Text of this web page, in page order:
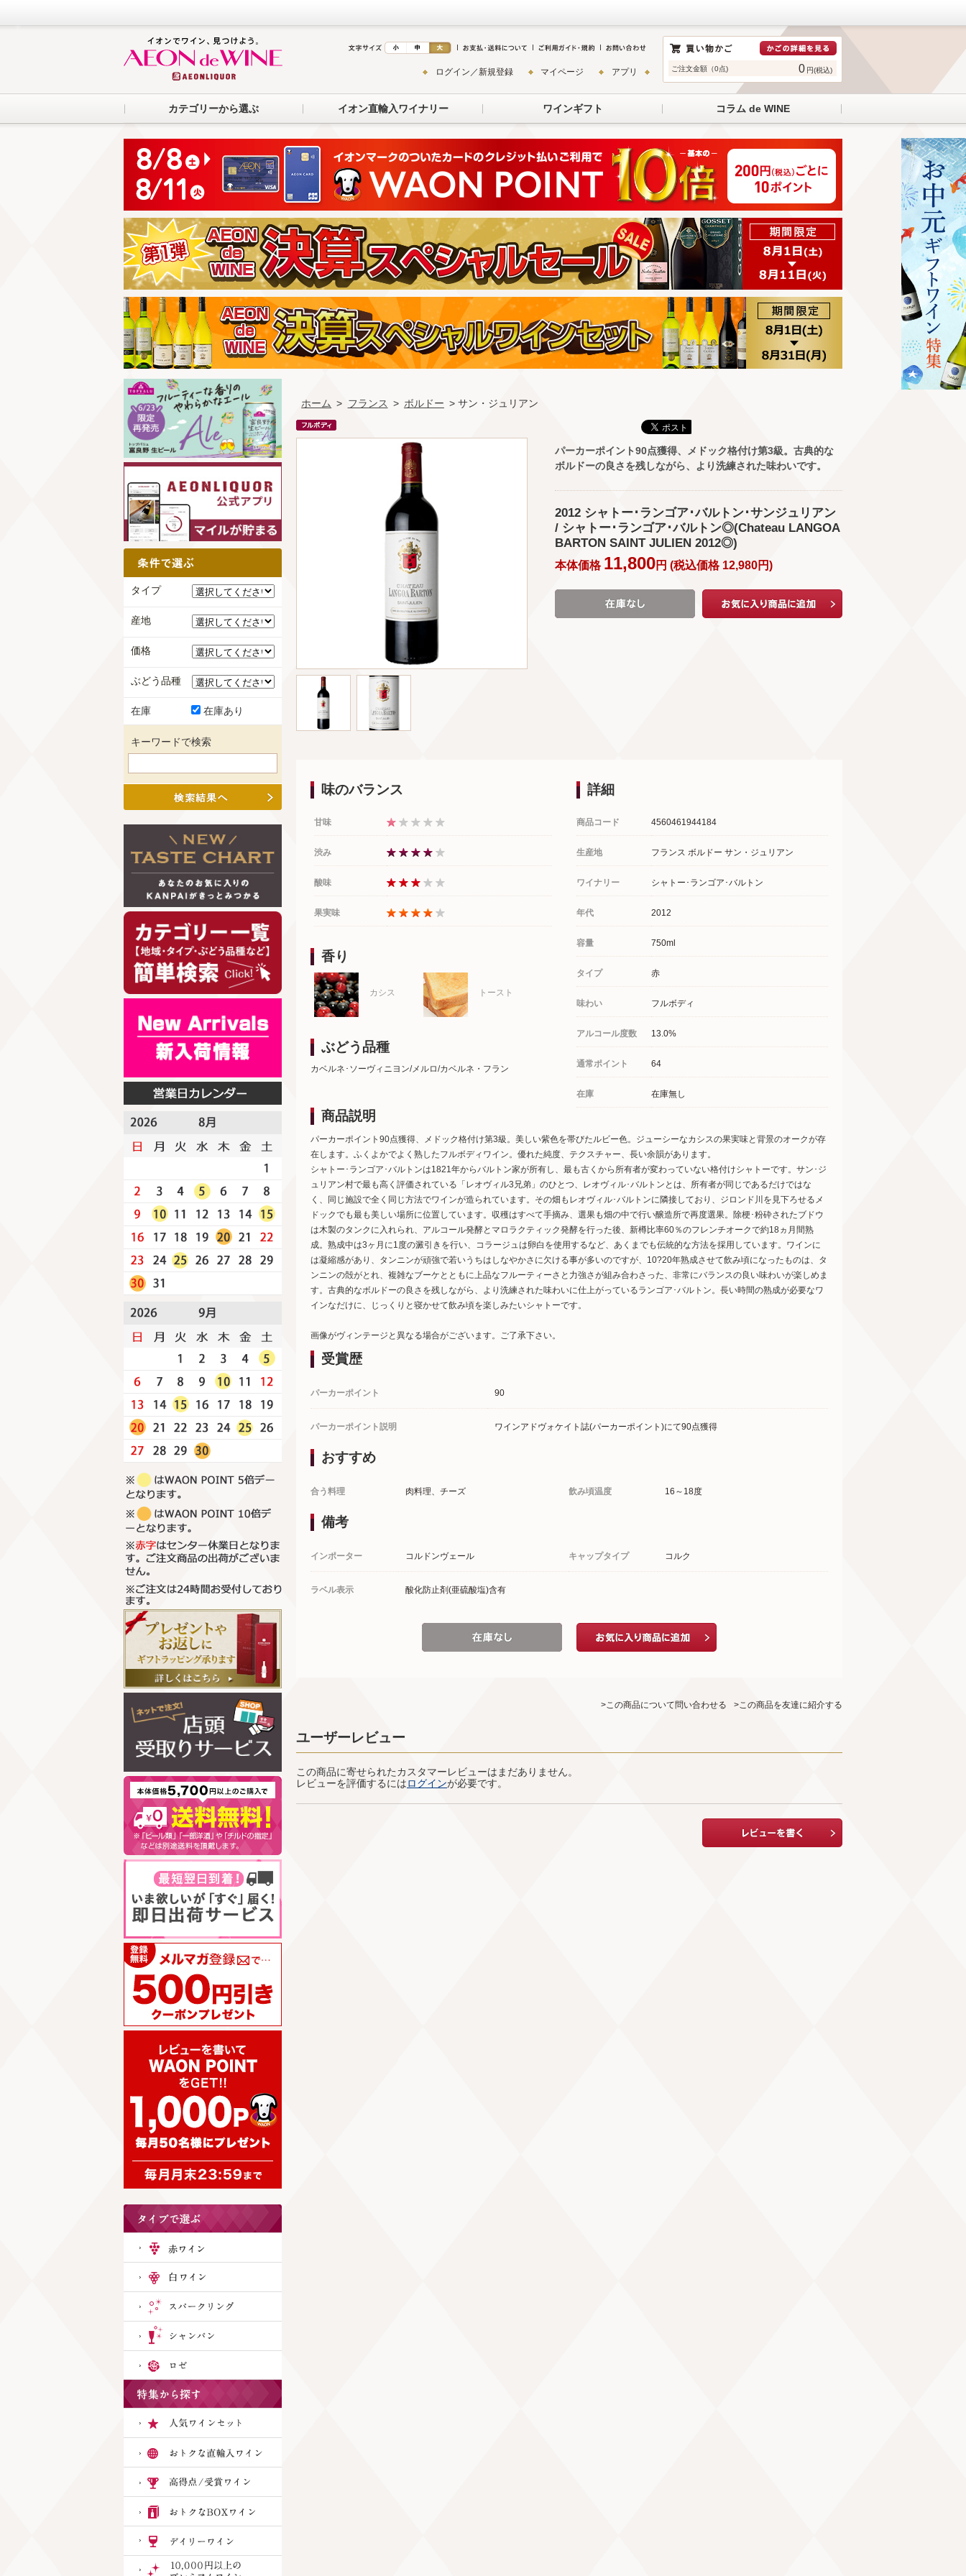
ご注文金額（0点) 0 円(税込)
ログイン／新規登録 マイページ アプリ
カテゴリーから選ぶ イオン直輸入ワイナリー ワインギフト コラム de WINE
ホーム > フランス > ボルドー > サン・ジュリアン
パーカーポイント90点獲得、メドック格付け第3級。古典的な
ボルドーの良さを残しながら、より洗練された味わいです。
2012 シャトー･ランゴア･バルトン･サンジュリアン
/ シャトー･ランゴア･バルトン◎(Chateau LANGOA
BARTON SAINT JULIEN 2012◎)
本体価格 11,800円 (税込価格 12,980円)
詳細
商品コード 4560461944184
生産地 フランス ボルドー サン・ジュリアン
ワイナリー シャトー･ランゴア･バルトン
年代 2012
容量 750ml
タイプ 赤
味わい フルボディ
アルコール度数 13.0%
通常ポイント 64
在庫 在庫無し
味のバランス
甘味
渋み
酸味
果実味
香り
カシス トースト
ぶどう品種
カベルネ･ソーヴィニヨン/メルロ/カベルネ・フラン
商品説明
パーカーポイント90点獲得、メドック格付け第3級。美しい紫色を帯びたルビー色。ジューシーなカシスの果実味と背景のオークが存
在します。ふくよかでよく熟したフルボディワイン。優れた純度、テクスチャー、長い余韻があります。
シャトー･ランゴア･バルトンは1821年からバルトン家が所有し、最も古くから所有者が変わっていない格付けシャトーです。サン･ジ
ュリアン村で最も高く評価されている「レオヴィル3兄弟」のひとつ、レオヴィル･バルトンとは、所有者が同じであるだけではな
く、同じ施設で全く同じ方法でワインが造られています。その畑もレオヴィル･バルトンに隣接しており、ジロンド川を見下ろせるメ
ドックでも最も美しい場所に位置しています。収穫はすべて手摘み、選果も畑の中で行い醸造所で再度選果。除梗･粉砕されたブドウ
は木製のタンクに入れられ、アルコール発酵とマロラクティック発酵を行った後、新樽比率60％のフレンチオークで約18ヵ月間熟
成。熟成中は3ヶ月に1度の澱引きを行い、コラージュは卵白を使用するなど、あくまでも伝統的な方法を採用しています。ワインに
は凝縮感があり、タンニンが頑強で若いうちはしなやかさに欠ける事が多いのですが、10?20年熟成させて飲み頃になったものは、タ
ンニンの殻がとれ、複雑なブーケとともに上品なフルーティーさと力強さが組み合わさった、非常にバランスの良い味わいが楽しめま
す。古典的なボルドーの良さを残しながら、より洗練された味わいに仕上がっているランゴア･バルトン。長い時間の熟成が必要なワ
インなだけに、じっくりと寝かせて飲み頃を楽しみたいシャトーです。
画像がヴィンテージと異なる場合がございます。ご了承下さい。
受賞歴
パーカーポイント 90
パーカーポイント説明 ワインアドヴォケイト誌(パーカーポイント)にて90点獲得
おすすめ
合う料理 肉料理、チーズ 飲み頃温度 16～18度
備考
インポーター コルドンヴェール キャップタイプ コルク
ラベル表示 酸化防止剤(亜硫酸塩)含有
>この商品について問い合わせる >この商品を友達に紹介する
ユーザーレビュー
この商品に寄せられたカスタマーレビューはまだありません。
レビューを評価するにはログインが必要です。
タイプ
産地
価格
ぶどう品種
在庫 在庫あり
キーワードで検索